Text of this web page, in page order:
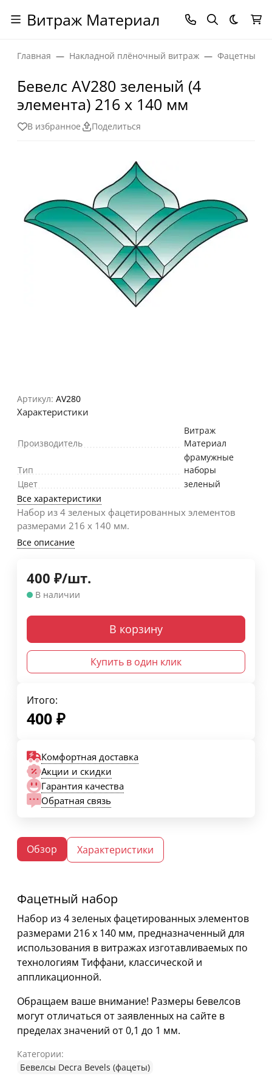
Витраж Материал Темная
Главная Накладной плёночный витраж Фацетные
Бевелс AV280 зеленый (4
элемента) 216 х 140 мм
В избранное Поделиться
Артикул: AV280
Характеристики
Производитель
Витраж
Материал
Тип
фрамужные
наборы
Цвет
зеленый
Все характеристики
Набор из 4 зеленых фацетированных элементов
размерами 216 х 140 мм.
Все описание
400 ₽/шт.
В наличии
В корзину
Купить в один клик
Итого:
400 ₽
Комфортная доставка
Акции и скидки
Гарантия качества
Обратная связь
Обзор Характеристики
Фацетный набор
Набор из 4 зеленых фацетированных элементов
размерами 216 х 140 мм, предназначенный для
использования в витражах изготавливаемых по
технологиям Тиффани, классической и
аппликационной.
Обращаем ваше внимание! Размеры бевелсов
могут отличаться от заявленных на сайте в
пределах значений от 0,1 до 1 мм.
Категории:
Бевелсы Decra Bevels (фацеты)